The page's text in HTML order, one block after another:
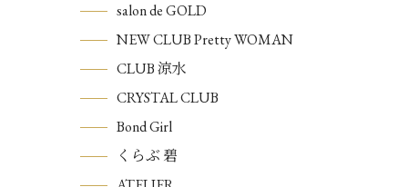
salon de GOLD
NEW CLUB Pretty WOMAN
CLUB 涼水
CRYSTAL CLUB
Bond Girl
くらぶ 碧